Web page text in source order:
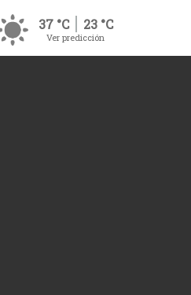
37 °C 23 °C
Ver predicción